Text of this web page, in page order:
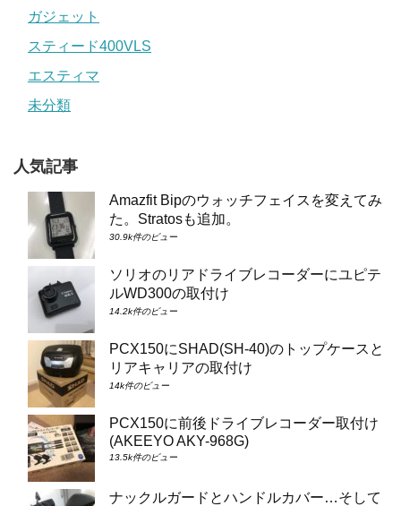
ガジェット
スティード400VLS
エスティマ
未分類
人気記事
Amazfit Bipのウォッチフェイスを変えてみ
た。Stratosも追加。
30.9k件のビュー
ソリオのリアドライブレコーダーにユピテ
ルWD300の取付け
14.2k件のビュー
PCX150にSHAD(SH-40)のトップケースと
リアキャリアの取付け
14k件のビュー
PCX150に前後ドライブレコーダー取付け
(AKEEYO AKY-968G)
13.5k件のビュー
ナックルガードとハンドルカバー…そして